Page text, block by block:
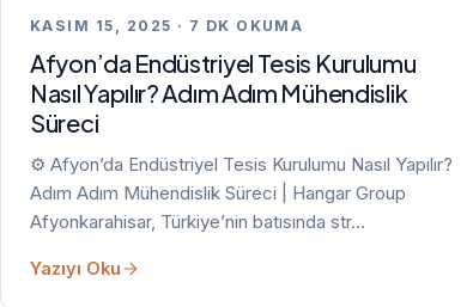
KASIM 15, 2025 · 7 DK OKUMA
Afyon’da Endüstriyel Tesis Kurulumu
Nasıl Yapılır? Adım Adım Mühendislik
Süreci
⚙️ Afyon’da Endüstriyel Tesis Kurulumu Nasıl Yapılır?
Adım Adım Mühendislik Süreci | Hangar Group
Afyonkarahisar, Türkiye’nin batısında str…
Yazıyı Oku